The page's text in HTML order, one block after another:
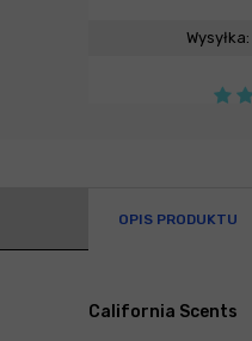
Wysyłka:
OPIS PRODUKTU
California Scents